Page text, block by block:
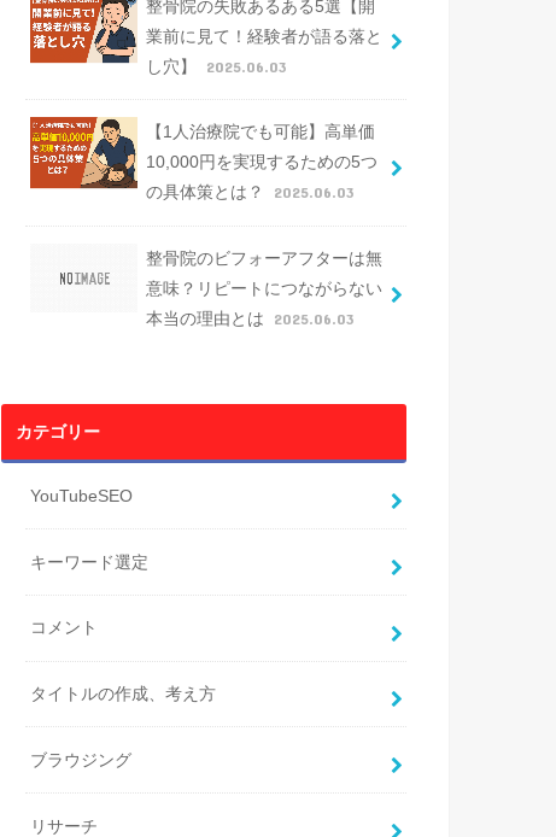
整骨院の失敗あるある5選【開
業前に見て！経験者が語る落と
し穴】
2025.06.03
【1人治療院でも可能】高単価
10,000円を実現するための5つ
の具体策とは？
2025.06.03
整骨院のビフォーアフターは無
意味？リピートにつながらない
本当の理由とは
2025.06.03
カテゴリー
YouTubeSEO
キーワード選定
コメント
タイトルの作成、考え方
ブラウジング
リサーチ